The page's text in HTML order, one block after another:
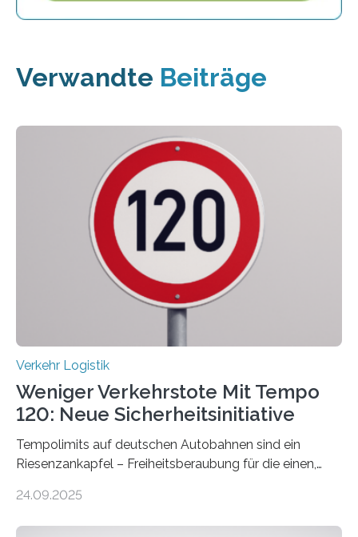
Verwandte Beiträge
Verkehr Logistik
Weniger Verkehrstote Mit Tempo
120: Neue Sicherheitsinitiative
Tempolimits auf deutschen Autobahnen sind ein
Riesenzankapfel – Freiheitsberaubung für die einen,
Nach rund 50 Jahren hat eine Wissenschaftlerin der
24.09.2025